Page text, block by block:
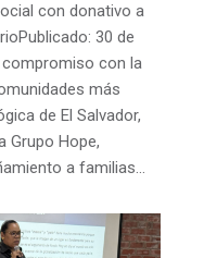
con donativo a
30 de
con la
más
de El Salvador,
Grupo Hope,
a familias…